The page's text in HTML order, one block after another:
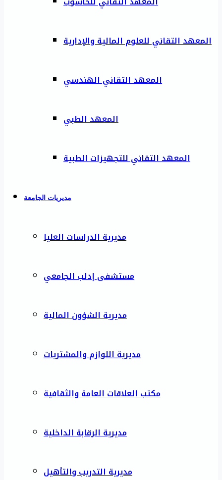
المعهد التقاني للعلوم المالية والإدارية
المعهد التقاني الهندسي
المعهد الطبي
المعهد التقاني للتجهيزات الطبية
مديريات الجامعة
مديرية الدراسات العليا
مستشفى إدلب الجامعي
مديرية الشؤون المالية
مديرية اللوازم والمشتريات
مكتب العلاقات العامة والثقافية
مديرية الرقابة الداخلية
مديرية التدريب والتأهيل